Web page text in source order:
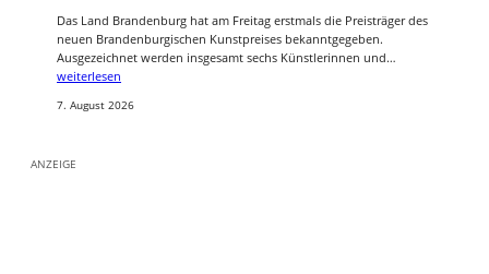
Das Land Brandenburg hat am Freitag erstmals die Preisträger des
neuen Brandenburgischen Kunstpreises bekanntgegeben.
Ausgezeichnet werden insgesamt sechs Künstlerinnen und…
weiterlesen
7. August 2026